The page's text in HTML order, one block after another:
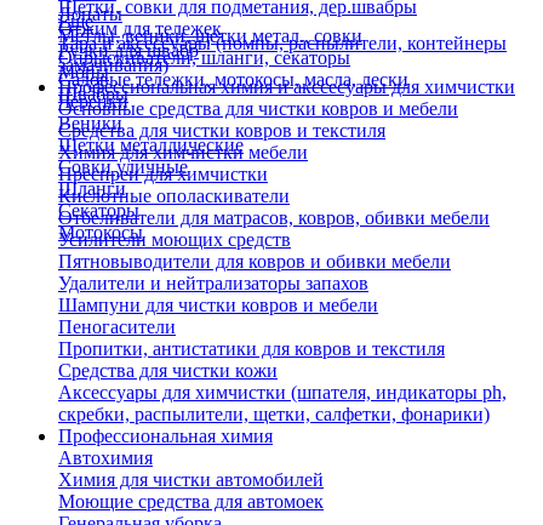
Щетки, совки для подметания, дер.швабры
Отжим для тележек
Ручки для швабр
Мопы
Швабры
Лопаты
Метлы, веники, щетки метал., совки
Опрыскиватели, шланги, секаторы
Садовые тележки, мотокосы, масла, лески
Черенки
Веники
Щетки металлические
Совки уличные
Шланги
Секаторы
Мотокосы
Еще
Тара и аксессуары (помпы, распылители, контейнеры
замачивания)
Профессиональная химия и акссесуары для химчистки
Основные средства для чистки ковров и мебели
Средства для чистки ковров и текстиля
Химия для химчистки мебели
Преспреи для химчистки
Кислотные ополаскиватели
Отбеливатели для матрасов, ковров, обивки мебели
Усилители моющих средств
Пятновыводители для ковров и обивки мебели
Удалители и нейтрализаторы запахов
Шампуни для чистки ковров и мебели
Пеногасители
Пропитки, антистатики для ковров и текстиля
Средства для чистки кожи
Аксессуары для химчистки (шпателя, индикаторы ph,
скребки, распылители, щетки, салфетки, фонарики)
Профессиональная химия
Автохимия
Химия для чистки автомобилей
Моющие средства для автомоек